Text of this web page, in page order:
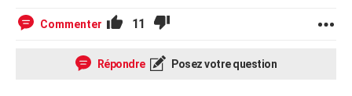
Commenter 11
Répondre Posez votre question